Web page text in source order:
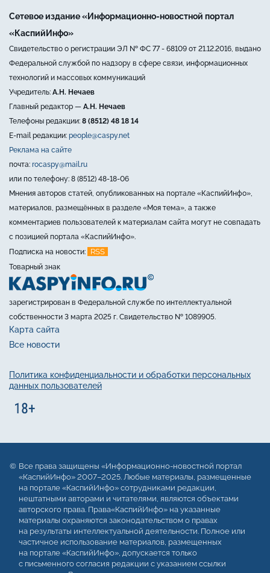
Сетевое издание «Информационно-новостной портал
«КаспийИнфо»
Свидетельство о регистрации ЭЛ № ФС 77 - 68109 от 21.12.2016, выдано
Федеральной службой по надзору в сфере связи, информационных
технологий и массовых коммуникаций
Учредитель: А.Н. Нечаев
Главный редактор — А.Н. Нечаев
Телефоны редакции: 8 (8512) 48 18 14
E-mail редакции: people@caspy.net
Реклама на сайте
почта: rocaspy@mail.ru
или по телефону: 8 (8512) 48-18-06
Мнения авторов статей, опубликованных на портале «КаспийИнфо»,
материалов, размещённых в разделе «Моя тема», а также
комментариев пользователей к материалам сайта могут не совпадать
с позицией портала «КаспийИнфо».
Подписка на новости:
RSS
Товарный знак
зарегистрирован в Федеральной службе по интеллектуальной
собственности 3 марта 2025 г. Свидетельство № 1089905.
Карта сайта
Все новости
Политика конфиденциальности и обработки персональных
данных пользователей
Все права защищены «Информационно-новостной портал
«КаспийИнфо» 2007–2025. Любые материалы, размещенные
на портале «КаспийИнфо» сотрудниками редакции,
нештатными авторами и читателями, являются объектами
авторского права. Права«КаспийИнфо» на указанные
материалы охраняются законодательством о правах
на результаты интеллектуальной деятельности. Полное или
частичное использование материалов, размещенных
на портале «КаспийИнфо», допускается только
с письменного согласия редакции с указанием ссылки